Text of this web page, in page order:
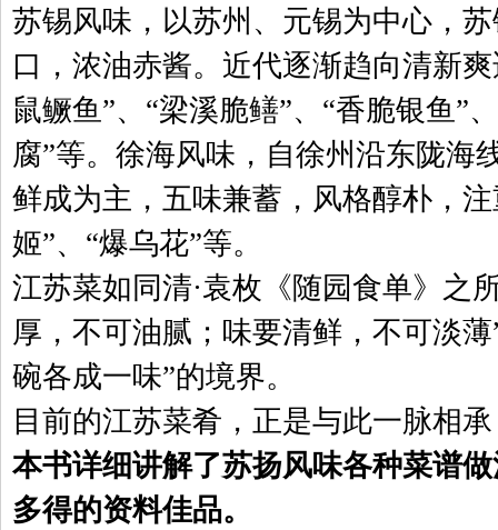
苏锡风味，以苏州、元锡为中心，
口，浓油赤酱。近代逐渐趋向清新
鼠鳜鱼”、“梁溪脆鳝”、“香脆银鱼”
腐”等。徐海风味，自徐州沿东陇海
鲜成为主，五味兼蓄，风格醇朴，
姬”、“爆乌花”等。
江苏菜如同清·袁枚《随园食单》之
厚，不可油腻；味要清鲜，不可淡
碗各成一味”的境界。
目前的江苏菜肴，正是与此一脉相
本书详细讲解了苏扬风味各种菜谱
多得的资料佳品。